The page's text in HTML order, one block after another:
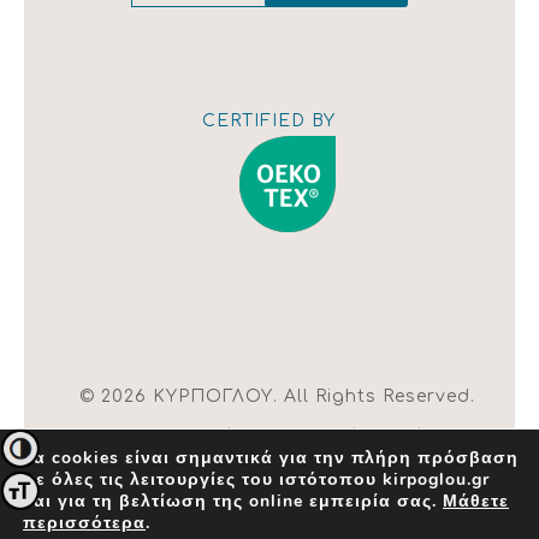
Εναλλαγή Υψηλής Αντίθεσης
Εναλλαγή Μεγέθους Γραμμάτων
CERTIFIED BY
© 2026 ΚΥΡΠΟΓΛΟΥ. All Rights Reserved.
cookies
Created byINK Design
Τα cookies είναι σημαντικά για την πλήρη πρόσβαση
σε όλες τις λειτουργίες του ιστότοπου kirpoglou.gr
και για τη βελτίωση της online εμπειρία σας. Μάθετε
περισσότερα.